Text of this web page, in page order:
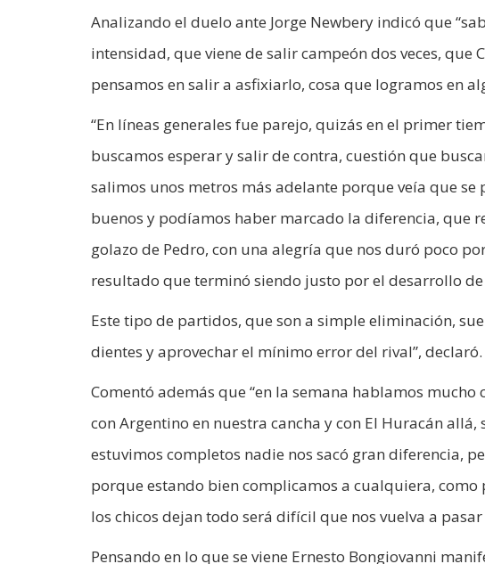
Analizando el duelo ante Jorge Newbery indicó que
intensidad, que viene de salir campeón dos veces, que
pensamos en salir a asfixiarlo, cosa que logramos en
“En líneas generales fue parejo, quizás en el primer
buscamos esperar y salir de contra, cuestión que
salimos unos metros más adelante porque veía que
buenos y podíamos haber marcado la diferencia, que
golazo de Pedro, con una alegría que nos duró poco
resultado que terminó siendo justo por el desarrollo
Este tipo de partidos, que son a simple eliminación,
dientes y aprovechar el mínimo error del rival”, declaró.
Comentó además que “en la semana hablamos
con Argentino en nuestra cancha y con El Huracán
estuvimos completos nadie nos sacó gran diferencia,
porque estando bien complicamos a cualquiera, como
los chicos dejan todo será difícil que nos vuelva a
Pensando en lo que se viene Ernesto Bongiovanni